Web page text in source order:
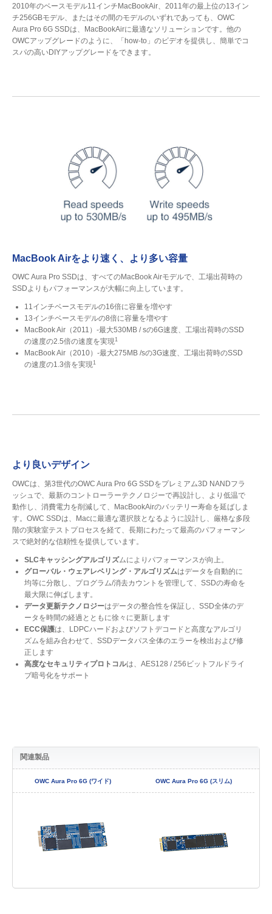
2010年のベースモデル11インチMacBookAir、2011年の最上位の13イン
チ256GBモデル、またはその間のモデルのいずれであっても、OWC
Aura Pro 6G SSDは、MacBookAirに最適なソリューションです。他の
OWCアップグレードのように、「how-to」のビデオを提供し、簡単でコ
スパの高いDIYアップグレードをできます。
MacBook Airをより速く、より多い容量
OWC Aura Pro SSDは、すべてのMacBook Airモデルで、工場出荷時の
SSDよりもパフォーマンスが大幅に向上しています。
11インチベースモデルの16倍に容量を増やす
13インチベースモデルの8倍に容量を増やす
MacBook Air（2011）-最大530MB / sの6G速度、工場出荷時のSSD
の速度の2.5倍の速度を実現1
MacBook Air（2010）-最大275MB /sの3G速度、工場出荷時のSSD
の速度の1.3倍を実現1
より良いデザイン
OWCは、第3世代のOWC Aura Pro 6G SSDをプレミアム3D NANDフラ
ッシュで、最新のコントローラーテクノロジーで再設計し、より低温で
動作し、消費電力を削減して、MacBookAirのバッテリー寿命を延ばしま
す。OWC SSDは、Macに最適な選択肢となるように設計し、厳格な多段
階の実験室テストプロセスを経て、長期にわたって最高のパフォーマン
スで絶対的な信頼性を提供しています。
SLCキャッシングアルゴリズムによりパフォーマンスが向上。
グローバル・ウェアレベリング・アルゴリズムはデータを自動的に
均等に分散し、プログラム/消去カウントを管理して、SSDの寿命を
最大限に伸ばします。
データ更新テクノロジーはデータの整合性を保証し、SSD全体のデ
ータを時間の経過とともに徐々に更新します
ECC保護は、LDPCハードおよびソフトデコードと高度なアルゴリ
ズムを組み合わせて、SSDデータパス全体のエラーを検出および修
正します
高度なセキュリティプロトコルは、AES128 / 256ビットフルドライ
ブ暗号化をサポート
関連製品
OWC Aura Pro 6G (ワイド) OWC Aura Pro 6G (スリム)